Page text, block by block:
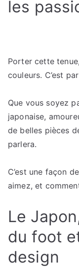
les
Porter cette
couleurs. C’est
Que vous soyez
japonaise,
de belles pièces
parlera.
C’est une façon
aimez, et
Le
du foot
design